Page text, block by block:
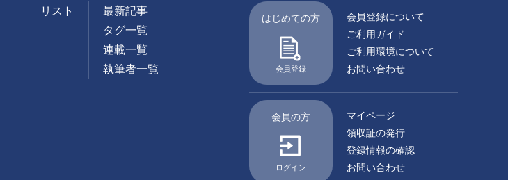
リスト
最新記事
タグ一覧
連載一覧
執筆者一覧
はじめての方
会員登録
会員登録について
ご利用ガイド
ご利用環境について
お問い合わせ
会員の方
ログイン
マイページ
領収証の発行
登録情報の確認
お問い合わせ